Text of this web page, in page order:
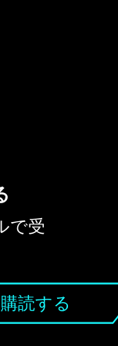
ありませ
舞がたくさ
ロジェクト
できる私た
で受
購読する